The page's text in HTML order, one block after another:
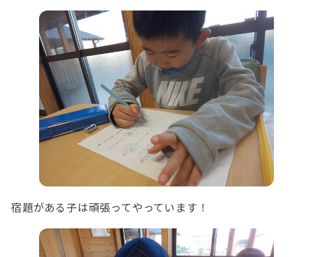
宿題がある子は頑張ってやっています！